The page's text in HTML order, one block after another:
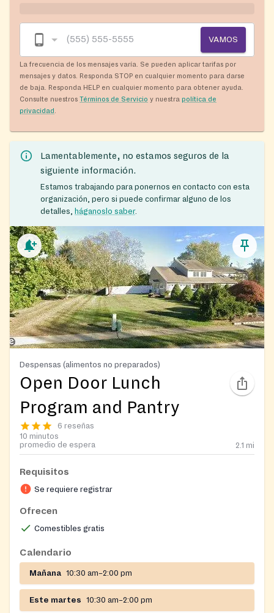
VAMOS
La frecuencia de los mensajes varía. Se pueden aplicar tarifas por
mensajes y datos. Responda STOP en cualquier momento para darse
de baja. Responda HELP en cualquier momento para obtener ayuda.
Consulte nuestros Términos de Servicio y nuestra política de
privacidad
Lamentablemente, no estamos seguros de la
siguiente información.
Estamos trabajando para ponernos en contacto con esta
organización, pero si puede confirmar alguno de los
detalles, háganoslo saber.
Despensas (alimentos no preparados)
Open Door Lunch
Program and Pantry
6 reseñas
10 minutos
promedio de espera
2.1 mi
Requisitos
Se requiere registrar
Ofrecen
Comestibles gratis
Calendario
Mañana 10:30 am–2:00 pm
Este martes 10:30 am–2:00 pm